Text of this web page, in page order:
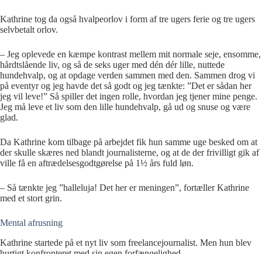
Kathrine tog da også hvalpeorlov i form af tre ugers ferie og tre ugers
selvbetalt orlov.
– Jeg oplevede en kæmpe kontrast mellem mit normale seje, ensomme,
hårdtslående liv, og så de seks uger med dén dér lille, nuttede
hundehvalp, og at opdage verden sammen med den. Sammen drog vi
på eventyr og jeg havde det så godt og jeg tænkte: ”Det er sådan her
jeg vil leve!” Så spiller det ingen rolle, hvordan jeg tjener mine penge.
Jeg må leve et liv som den lille hundehvalp, gå ud og snuse og være
glad.
Da Kathrine kom tilbage på arbejdet fik hun samme uge besked om at
der skulle skæres ned blandt journalisterne, og at de der frivilligt gik af
ville få en aftrædelsesgodtgørelse på 1½ års fuld løn.
– Så tænkte jeg ”halleluja! Det her er meningen”, fortæller Kathrine
med et stort grin.
Mental afrusning
Kathrine startede på et nyt liv som freelancejournalist. Men hun blev